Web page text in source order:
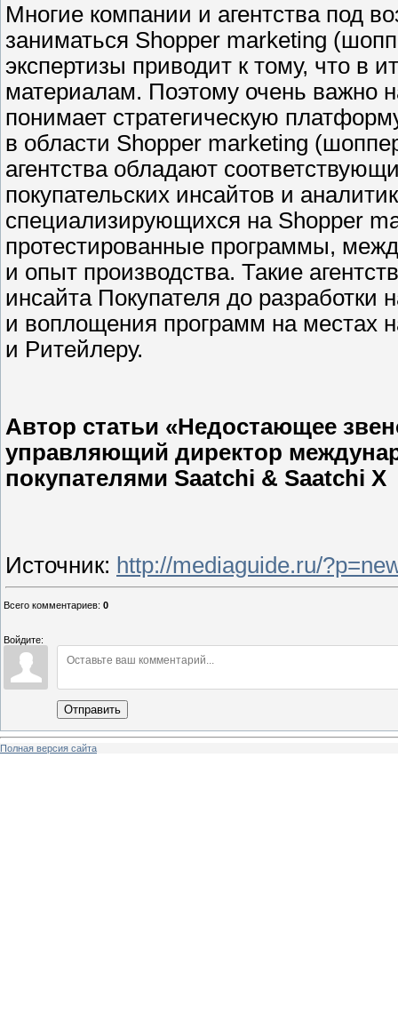
Многие компании и агентства под
заниматься Shopper marketing
экспертизы приводит к тому, что в
материалам. Поэтому очень важно
понимает стратегическую
в области Shopper marketing
агентства обладают
покупательских инсайтов и
специализирующихся на Shopper
протестированные программы,
и опыт производства. Такие
инсайта Покупателя до разработки
и воплощения программ на местах
и Ритейлеру.
Автор статьи «Недостающее
управляющий директор
покупателями Saatchi & Saatchi X
Источник: http://mediaguide.ru/
Всего комментариев: 0
Войдите:
Отправить
Полная версия сайта